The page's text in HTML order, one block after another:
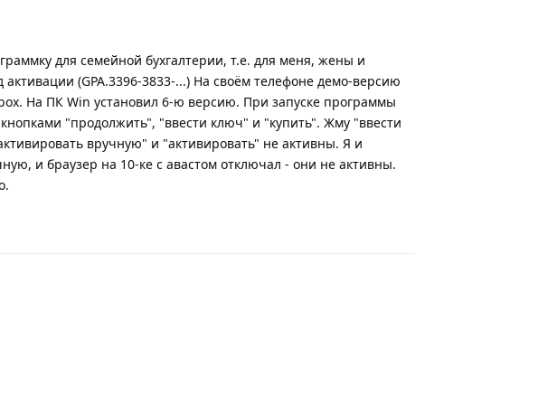
для семейной бухгалтерии, т.е. для меня, жены и
(GPA.3396-3833-...) На своём телефоне демо-версию
На ПК Win установил 6-ю версию. При запуске программы
"продолжить", "ввести ключ" и "купить". Жму "ввести
вручную" и "активировать" не активны. Я и
и браузер на 10-ке с авастом отключал - они не активны.